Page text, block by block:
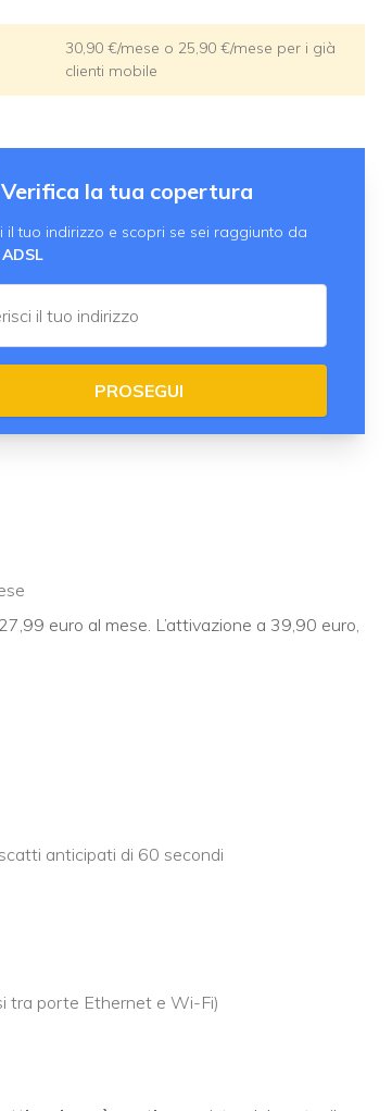
30,90 €/mese o 25,90 €/mese per i già
clienti mobile
Verifica la tua copertura
il tuo indirizzo e scopri se sei raggiunto da
ADSL
PROSEGUI
euro al mese. L’attivazione a 39,90 euro,
anticipati di 60 secondi
tra porte Ethernet e Wi-Fi)